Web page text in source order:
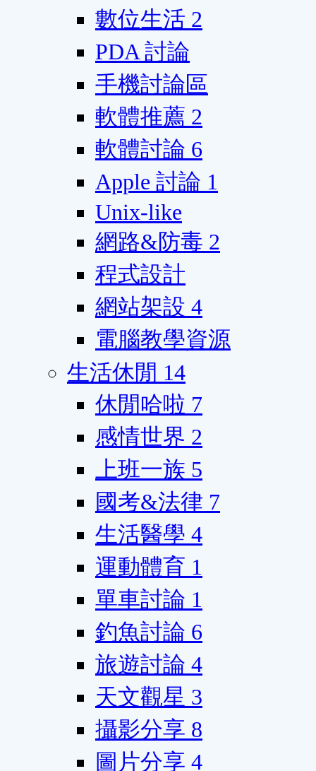
數位生活 2
PDA 討論
手機討論區
軟體推薦 2
軟體討論 6
Apple 討論 1
Unix-like
網路&防毒 2
程式設計
網站架設 4
電腦教學資源
生活休閒 14
休閒哈啦 7
感情世界 2
上班一族 5
國考&法律 7
生活醫學 4
運動體育 1
單車討論 1
釣魚討論 6
旅遊討論 4
天文觀星 3
攝影分享 8
圖片分享 4